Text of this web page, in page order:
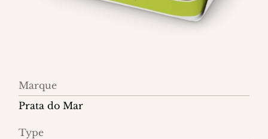
Information
produit
Marque
Prata do Mar
Type